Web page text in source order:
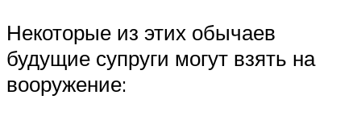
Некоторые из этих обычаев
будущие супруги могут взять на
вооружение: